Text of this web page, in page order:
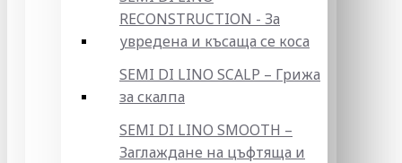
RECONSTRUCTION - За
увредена и късаща се коса
SEMI DI LINO SCALP – Грижа
за скалпа
SEMI DI LINO SMOOTH –
Заглаждане на цъфтяща и